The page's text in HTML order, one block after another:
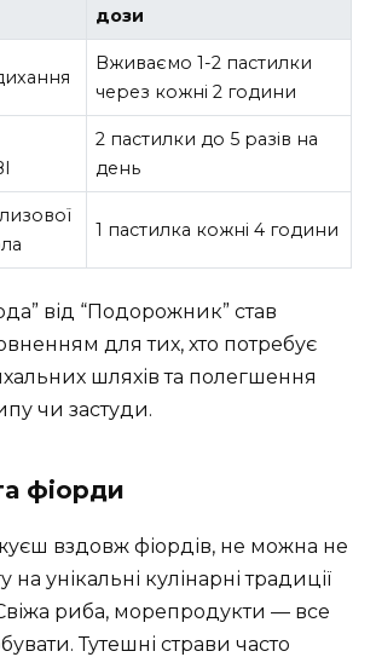
дози
Вживаємо 1-2 пастилки
через кожні 2 години
2 пастилки до 5 разів на
день
1 пастилка кожні 4 години
від “Подорожник” став
для тих, хто потребує
шляхів та полегшення
чи застуди.
фіорди
вздовж фіордів, не можна не
на унікальні кулінарні традиції
риба, морепродукти — все
Тутешні страви часто